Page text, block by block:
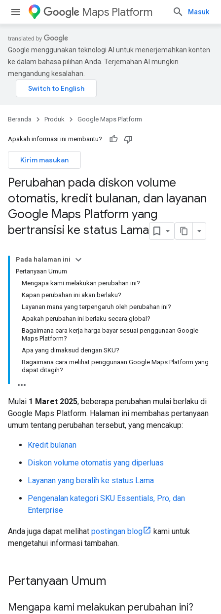
Maps Platform Masuk
Google menggunakan teknologi AI untuk menerjemahkan konten
ke dalam bahasa pilihan Anda. Terjemahan AI mungkin
mengandung kesalahan.
Beranda Produk Google Maps Platform
Apakah informasi ini membantu?
Kirim masukan
Perubahan pada diskon volume
otomatis, kredit bulanan, dan layanan
Google Maps Platform yang
bertransisi ke status Lama
Pada halaman ini
Pertanyaan Umum
Mengapa kami melakukan perubahan ini?
Kapan perubahan ini akan berlaku?
Layanan mana yang terpengaruh oleh perubahan ini?
Apakah perubahan ini berlaku secara global?
Bagaimana cara kerja harga bayar sesuai penggunaan Google
Maps Platform?
Apa yang dimaksud dengan SKU?
Bagaimana cara melihat penggunaan Google Maps Platform yang
dapat ditagih?
Mulai 1 Maret 2025, beberapa perubahan mulai berlaku di
Google Maps Platform. Halaman ini membahas pertanyaan
umum tentang perubahan tersebut, yang mencakup:
Kredit bulanan
Diskon volume otomatis yang diperluas
Layanan yang beralih ke status Lama
Pengenalan kategori SKU Essentials, Pro, dan
Enterprise
Anda juga dapat melihat postingan blog
kami untuk
mengetahui informasi tambahan.
Pertanyaan Umum
Mengapa kami melakukan perubahan ini?